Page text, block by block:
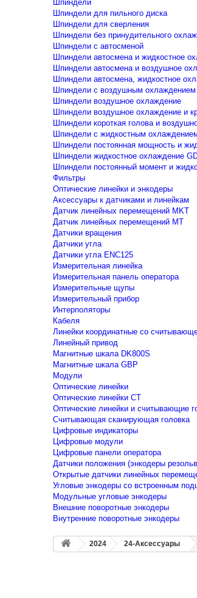
Шпиндели
Шпиндели для пильного диска
Шпиндели для сверления
Шпиндели без принудительного
Шпиндели с автосменой
Шпиндели автосмена и жидкостное
Шпиндели автосмена и воздушное
Шпиндели автосмена, жидкостное
Шпиндели с воздушным охлаждением
Шпиндели воздушное охлаждение
Шпиндели воздушное охлаждение и
Шпиндели короткая голова и
Шпиндели с жидкостным
Шпиндели постоянная мощность и
Шпиндели жидкостное охлаждение
Шпиндели постоянный момент и
Фильтры
Оптические линейки и энкодеры
Аксессуары к датчиками и линейкам
Датчик линейных перемещений MKT
Датчик линейных перемещений MT
Датчики вращения
Датчики угла
Датчики угла ENC125
Измерительная линейка
Измерительная панель оператора
Измерительные щупы
Измерительный прибор
Интерполяторы
Кабеля
Линейки координатные со
Линейный привод
Магнитные шкала DK800S
Магнитные шкала GBP
Модули
Оптические линейки
Оптические линейки CT
Оптические линейки и считывающие
Считывающая сканирующая головка
Цифровые индикаторы
Цифровые модули
Цифровые панели оператора
Датчики положения (энкодеры
Открытые датчики линейных
Угловые энкодеры со встроенным
Модульные угловые энкодеры
Внешние поворотные энкодеры
Внутренние поворотные энкодеры
2024 24-Аксессуары